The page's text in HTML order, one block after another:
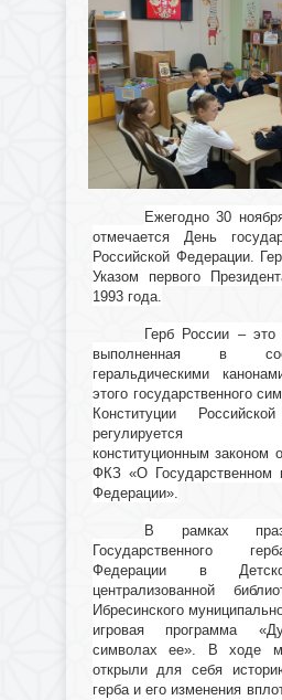
Ежегодно 30
отмечается День
Российской Федерации.
Указом первого
1993 года.
Герб России –
выполненная в
геральдическими
этого государственного
Конституции
регулируется
конституционным законом
ФКЗ «О Государственном
Федерации».
В рамках
Государственного
Федерации в
централизованной
Ибресинского
игровая программа
символах ее». В ходе
открыли для себя
герба и его изменения